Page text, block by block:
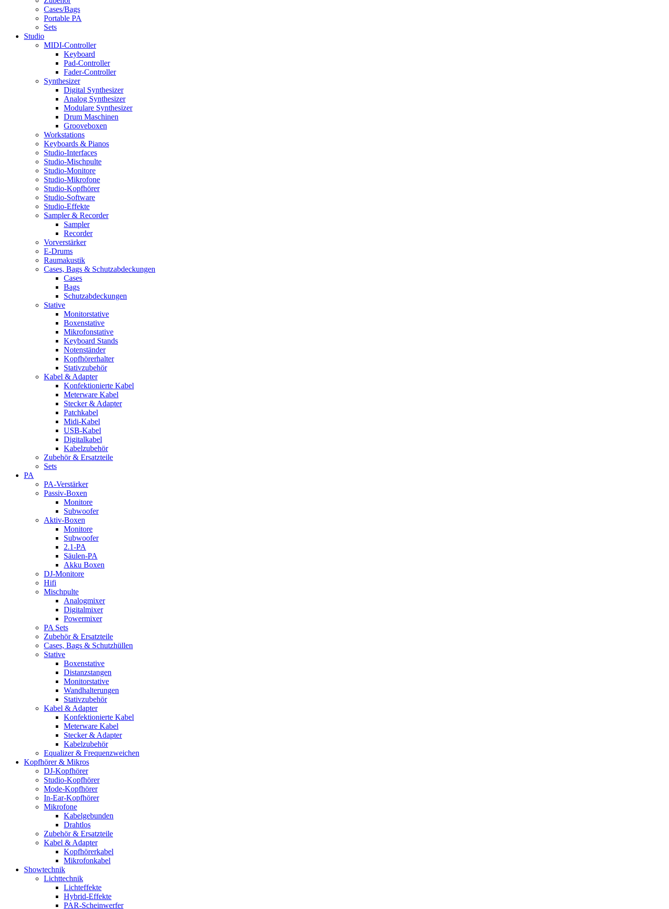
Cases/Bags
Portable PA
Sets
Studio
MIDI-Controller
Keyboard
Pad-Controller
Fader-Controller
Synthesizer
Digital Synthesizer
Analog Synthesizer
Modulare Synthesizer
Drum Maschinen
Grooveboxen
Workstations
Keyboards & Pianos
Studio-Interfaces
Studio-Mischpulte
Studio-Monitore
Studio-Mikrofone
Studio-Kopfhörer
Studio-Software
Studio-Effekte
Sampler & Recorder
Sampler
Recorder
Vorverstärker
E-Drums
Raumakustik
Cases, Bags & Schutzabdeckungen
Cases
Bags
Schutzabdeckungen
Stative
Monitorstative
Boxenstative
Mikrofonstative
Keyboard Stands
Notenständer
Kopfhörerhalter
Stativzubehör
Kabel & Adapter
Konfektionierte Kabel
Meterware Kabel
Stecker & Adapter
Patchkabel
Midi-Kabel
USB-Kabel
Digitalkabel
Kabelzubehör
Zubehör & Ersatzteile
Sets
PA
PA-Verstärker
Passiv-Boxen
Monitore
Subwoofer
Aktiv-Boxen
Monitore
Subwoofer
2.1-PA
Säulen-PA
Akku Boxen
DJ-Monitore
Hifi
Mischpulte
Analogmixer
Digitalmixer
Powermixer
PA Sets
Zubehör & Ersatzteile
Cases, Bags & Schutzhüllen
Stative
Boxenstative
Distanzstangen
Monitorstative
Wandhalterungen
Stativzubehör
Kabel & Adapter
Konfektionierte Kabel
Meterware Kabel
Stecker & Adapter
Kabelzubehör
Equalizer & Frequenzweichen
Kopfhörer & Mikros
DJ-Kopfhörer
Studio-Kopfhörer
Mode-Kopfhörer
In-Ear-Kopfhörer
Mikrofone
Kabelgebunden
Drahtlos
Zubehör & Ersatzteile
Kabel & Adapter
Kopfhörerkabel
Mikrofonkabel
Showtechnik
Lichttechnik
Lichteffekte
Hybrid-Effekte
PAR-Scheinwerfer